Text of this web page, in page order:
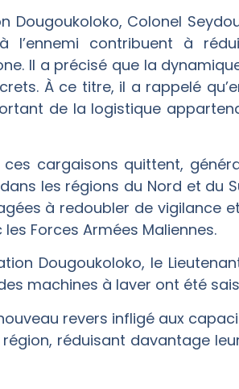
Colonel
l’ennemi contribuent à
Il a précisé que la
À ce titre, il a rappelé
de la logistique
cargaisons quittent,
les régions du Nord et du
à redoubler de vigilance
Forces Armées Maliennes.
Dougoukoloko, le Lieutenant
machines à laver ont été
revers infligé aux
réduisant davantage